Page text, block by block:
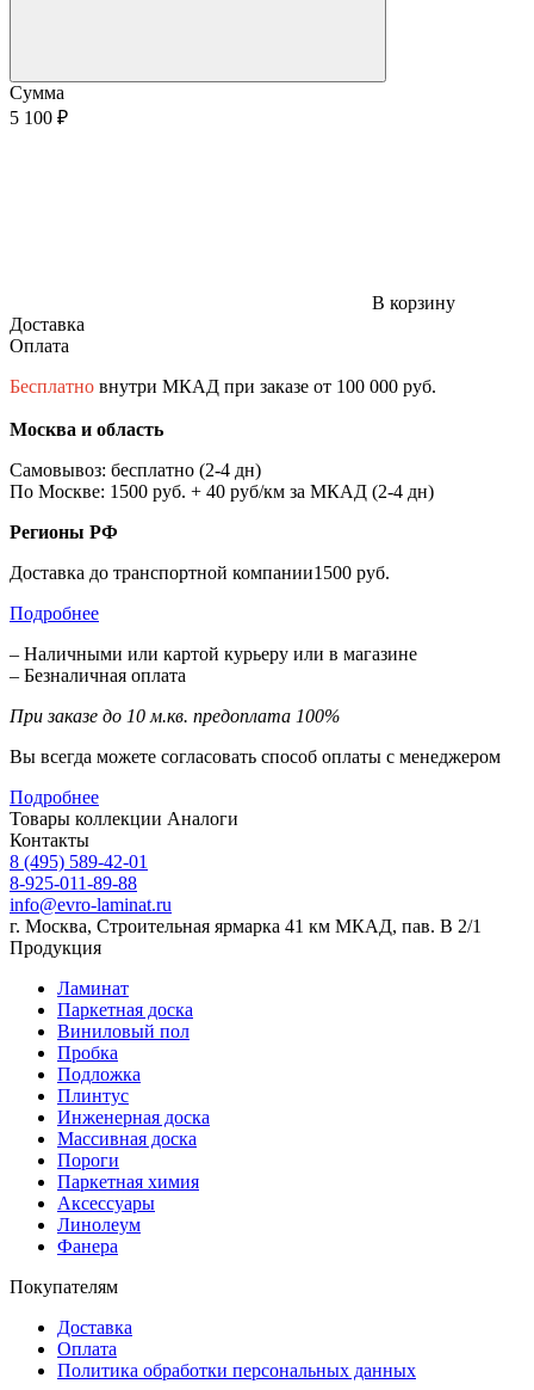
Сумма
5 100 ₽
В корзину
Доставка
Оплата
Бесплатно внутри МКАД при заказе от 100 000 руб.
Москва и область
Самовывоз: бесплатно (2-4 дн)
По Москве: 1500 руб. + 40 руб/км за МКАД (2-4 дн)
Регионы РФ
Доставка до транспортной компании1500 руб.
Подробнее
– Наличными или картой курьеру или в магазине
– Безналичная оплата
При заказе до 10 м.кв. предоплата 100%
Вы всегда можете согласовать способ оплаты с менеджером
Подробнее
Товары коллекции Аналоги
Контакты
8 (495) 589-42-01
8-925-011-89-88
info@evro-laminat.ru
г. Москва, Строительная ярмарка 41 км МКАД, пав. В 2/1
Продукция
Ламинат
Паркетная доска
Виниловый пол
Пробка
Подложка
Плинтус
Инженерная доска
Массивная доска
Пороги
Паркетная химия
Аксессуары
Линолеум
Фанера
Покупателям
Доставка
Оплата
Политика обработки персональных данных